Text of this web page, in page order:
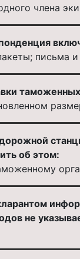
члена
письма
об этом:
не